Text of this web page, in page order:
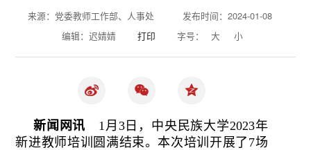
来源：党委教师工作部、人事处
发布时间：2024-01-08
编辑：迟婧婧
打印 字号： 大 小
新闻网讯 1月3日，中央民族大学2023年
新进教师培训圆满结束。本次培训开展了7场